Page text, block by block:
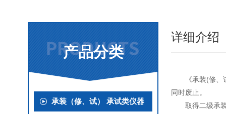
产品分类
承装（修、试） 承试类仪器
详细介绍
《承装(修
同时废止。
取得二级承